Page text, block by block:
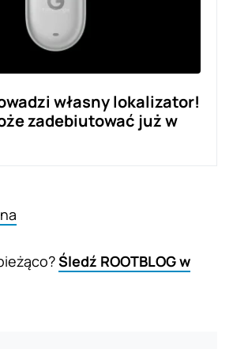
własny lokalizator!
zadebiutować już w
Śledź ROOTBLOG w